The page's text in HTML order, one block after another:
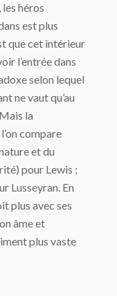
héros
est plus
que cet intérieur
l’entrée dans
selon lequel
ne vaut qu’au
la
compare
et du
pour Lewis ;
Lusseyran. En
plus avec ses
âme et
plus vaste